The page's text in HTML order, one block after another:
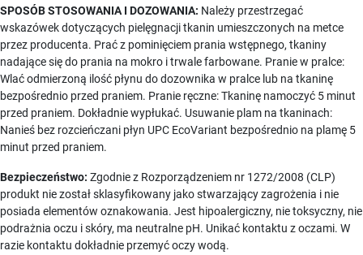
SPOSÓB STOSOWANIA I DOZOWANIA: Należy przestrzegać
wskazówek dotyczących pielęgnacji tkanin umieszczonych na metce
przez producenta. Prać z pominięciem prania wstępnego, tkaniny
nadające się do prania na mokro i trwale farbowane. Pranie w pralce:
Wlać odmierzoną ilość płynu do dozownika w pralce lub na tkaninę
bezpośrednio przed praniem. Pranie ręczne: Tkaninę namoczyć 5 minut
przed praniem. Dokładnie wypłukać. Usuwanie plam na tkaninach:
Nanieś bez rozcieńczani płyn UPC EcoVariant bezpośrednio na plamę 5
minut przed praniem.
Bezpieczeństwo: Zgodnie z Rozporządzeniem nr 1272/2008 (CLP)
produkt nie został sklasyfikowany jako stwarzający zagrożenia i nie
posiada elementów oznakowania. Jest hipoalergiczny, nie toksyczny, nie
podrażnia oczu i skóry, ma neutralne pH. Unikać kontaktu z oczami. W
razie kontaktu dokładnie przemyć oczy wodą.